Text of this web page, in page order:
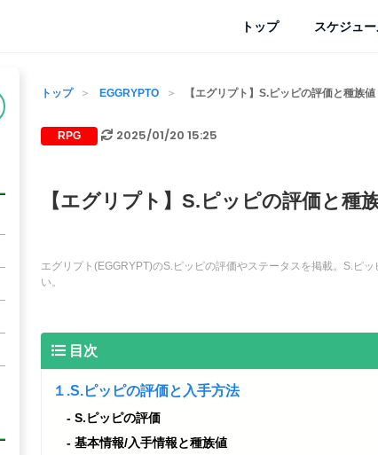
トップ スケジュ
トップ EGGRYPTO 【エグリプト】S.ピッピの評価と種族
RPG 2025/01/20 15:25
【エグリプト】S.ピッピの評価と種
エグリプト(EGGRYPT)のS.ピッピの評価やステータスを掲載。S.ピ
い。
目次
１.S.ピッピの評価と入手方法
S.ピッピの評価
基本情報/入手情報と種族値